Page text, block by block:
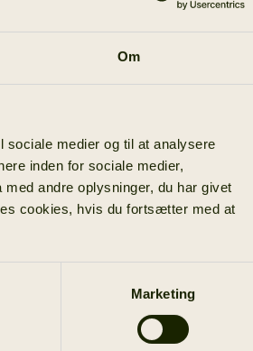
Om
sociale medier og til at analysere
inden for sociale medier,
andre oplysninger, du har givet
cookies, hvis du fortsætter med at
Marketing